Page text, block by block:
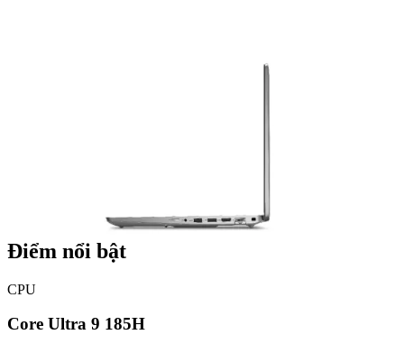
Điểm nổi bật
CPU
Core Ultra 9 185H